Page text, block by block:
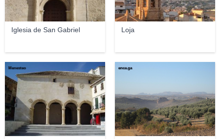
Iglesia de San Gabriel Loja
Menesteo enca.ga